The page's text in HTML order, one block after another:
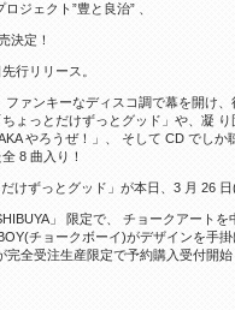
ジェクト”豊と良治” 、
決定！
行リリース。
ァンキーなディスコ調で幕を開け
ょっとだけずっとグッド」や、凝
やろうぜ！」、 そして CD でし
8 曲入り！
けずっとグッド」が本日、3 月 26
」 限定で、 チョークアート
チョークボーイ)がデザインを手
完全受注生産限定で予約購入受付開始